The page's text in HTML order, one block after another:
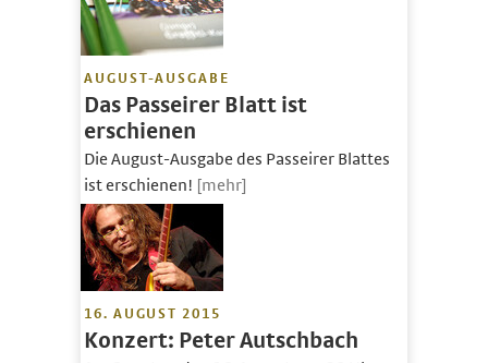
AUGUST-AUSGABE
Das Passeirer Blatt ist
erschienen
Die August-Ausgabe des Passeirer Blattes
ist erschienen! [mehr]
16. AUGUST 2015
Konzert: Peter Autschbach